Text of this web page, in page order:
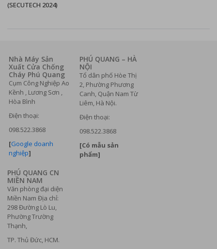
(SECUTECH 2024)
Nhà Máy Sản
Xuất Cửa Chống
Cháy Phú Quang
Cụm Công Nghiệp Ao
Kềnh , Lương Sơn ,
Hòa Bình
Điện thoại:
098.522.3868
[Google doanh
nghiệp]
PHÚ QUANG – HÀ
NỘI
Tổ dân phố Hòe Thị
2, Phường Phương
Canh, Quận Nam Từ
Liêm, Hà Nội.
Điện thoại:
098.522.3868
[Có mẫu sản
phẩm]
PHÚ QUANG CN
MIỀN NAM
Văn phòng đại diện
Miền Nam Địa chỉ:
298 Đường Lò Lu,
Phường Trường
Thạnh,
TP. Thủ Đức, HCM.